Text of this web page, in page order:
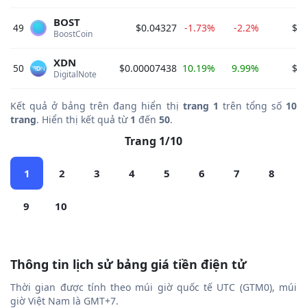
49 BoostCoin
BOST $0.04327 -1.73% -2.2%
50 DigitalNote
XDN $0.00007438 10.19% 9.99%
Kết quả ở bảng trên đang hiển thị trang 1 trên tổng số 10
trang. Hiển thị kết quả từ 1 đến 50.
Trang 1/10
1 2 3 4 5 6 7 8
9 10
Thông tin lịch sử bảng giá tiền điện tử
Thời gian được tính theo múi giờ quốc tế UTC (GTM0), múi
giờ Việt Nam là GMT+7.